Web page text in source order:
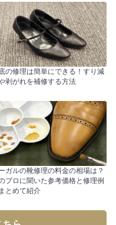
の修理は簡単にできる！すり減
剥がれを補修する方法
ガルの靴修理の料金の相場は？
プロに聞いた参考価格と修理例
とめて紹介